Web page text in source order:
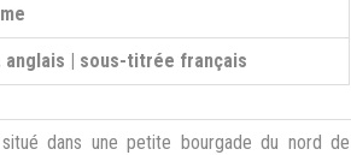
anglais | sous-titrée français
dans une petite bourgade du nord de